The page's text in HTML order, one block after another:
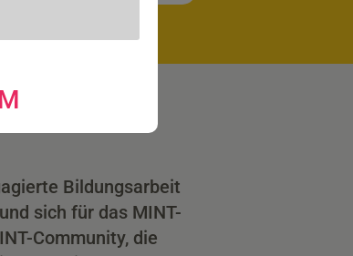
Bildungsarbeit
sich für das MINT-
Community, die